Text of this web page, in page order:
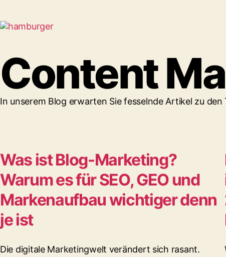
Content
In unserem Blog erwarten Sie fesselnde Artikel zu
Was ist Blog-Marketing?
Warum es für SEO, GEO und
Markenaufbau wichtiger denn
je ist
Die digitale Marketingwelt verändert sich rasant.